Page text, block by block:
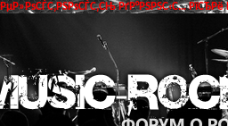
РґР°РЅРЅС‹С…